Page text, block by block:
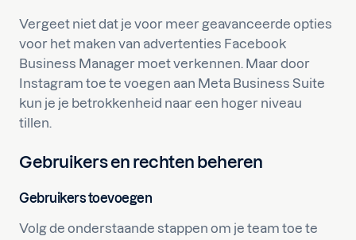
Vergeet niet dat je voor meer geavanceerde opties
voor het maken van advertenties Facebook
Business Manager moet verkennen. Maar door
Instagram toe te voegen aan Meta Business Suite
kun je je betrokkenheid naar een hoger niveau
tillen.
Gebruikers en rechten beheren
Gebruikers toevoegen
Volg de onderstaande stappen om je team toe te